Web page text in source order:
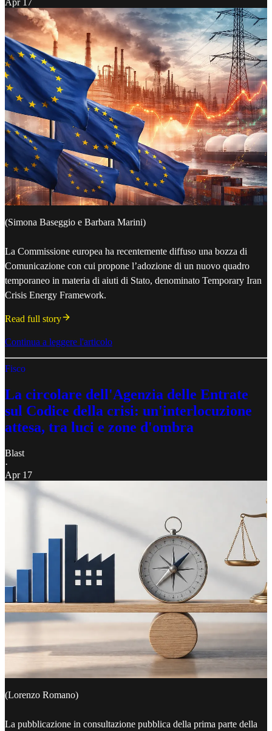
(Simona Baseggio e Barbara Marini)
La Commissione europea ha recentemente diffuso una bozza di
Comunicazione con cui propone l’adozione di un nuovo quadro
temporaneo in materia di aiuti di Stato, denominato Temporary Iran
Crisis Energy Framework.
Read full story
Continua a leggere l'articolo
Fisco
La circolare dell'Agenzia delle Entrate
sul Codice della crisi: un'interlocuzione
attesa, tra luci e zone d'ombra
Blast
·
Apr 17
(Lorenzo Romano)
La pubblicazione in consultazione pubblica della prima parte della